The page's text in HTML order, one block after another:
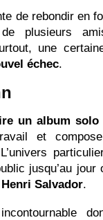
de rebondir en
plusieurs
une
échec.
un album
et
jusqu’au
Salvador.